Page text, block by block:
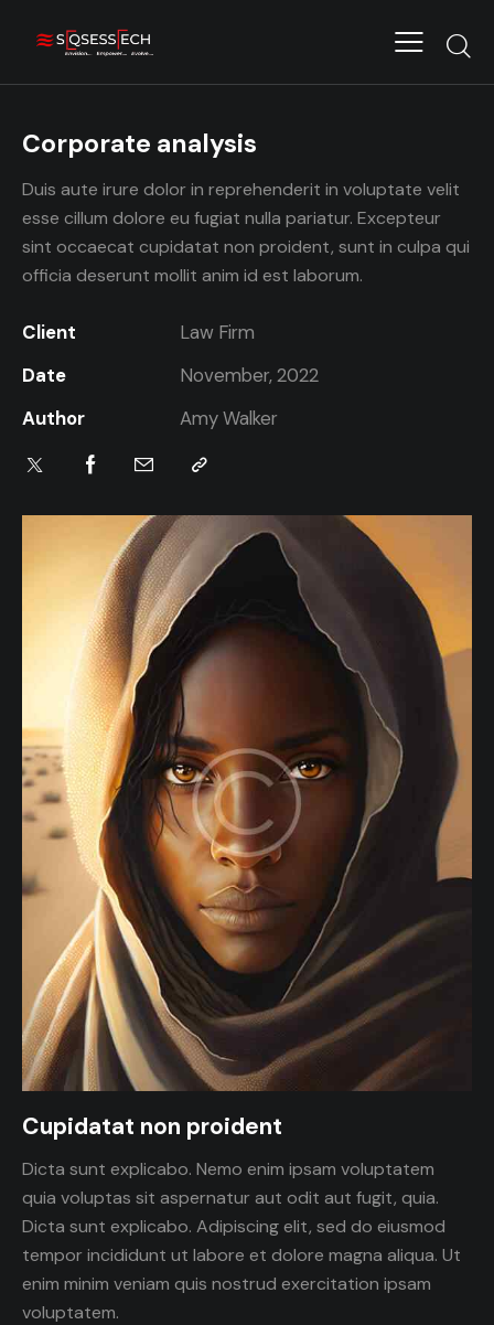
Corporate analysis
Duis aute irure dolor in reprehenderit in voluptate velit
esse cillum dolore eu fugiat nulla pariatur. Excepteur
sint occaecat cupidatat non proident, sunt in culpa qui
officia deserunt mollit anim id est laborum.
Client
Law Firm
Date
November, 2022
Author
Amy Walker
Cupidatat non proident
Dicta sunt explicabo. Nemo enim ipsam voluptatem
quia voluptas sit aspernatur aut odit aut fugit, quia.
Dicta sunt explicabo. Adipiscing elit, sed do eiusmod
tempor incididunt ut labore et dolore magna aliqua. Ut
enim minim veniam quis nostrud exercitation ipsam
voluptatem.